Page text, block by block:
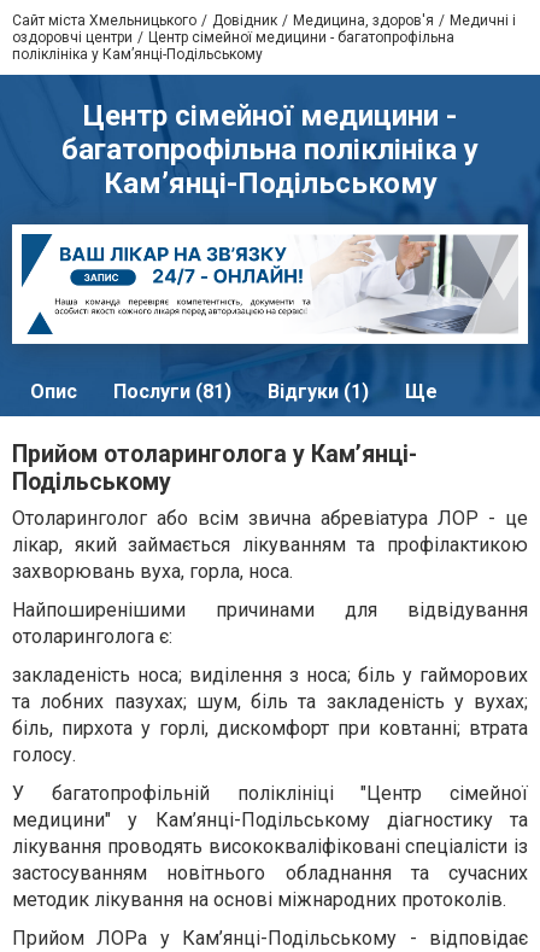
Сайт міста Хмельницького Довідник Медицина, здоров'я
Медичні і
оздоровчі центри
Центр сімейної медицини - багатопрофільна
поліклініка у Кам’янці-Подільському
Центр сімейної медицини -
багатопрофільна поліклініка у
Кам’янці-Подільському
Опис Послуги (81) Відгуки (1) Ще
Прийом отоларинголога у Кам’янці-
Подільському
Отоларинголог або всім звична абревіатура ЛОР - це
лікар, який займається лікуванням та профілактикою
захворювань вуха, горла, носа.
Найпоширенішими причинами для відвідування
отоларинголога є:
закладеність носа; виділення з носа; біль у гайморових
та лобних пазухах; шум, біль та закладеність у вухах;
біль, пирхота у горлі, дискомфорт при ковтанні; втрата
голосу.
У багатопрофільній поліклініці "Центр сімейної
медицини" у Кам’янці-Подільському діагностику та
лікування проводять висококваліфіковані спеціалісти із
застосуванням новітнього обладнання та сучасних
методик лікування на основі міжнародних протоколів.
Прийом ЛОРа у Кам’янці-Подільському - відповідає